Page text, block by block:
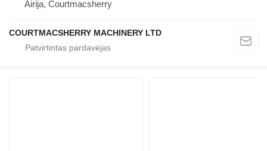
Airija, Courtmacsherry
COURTMACSHERRY MACHINERY LTD